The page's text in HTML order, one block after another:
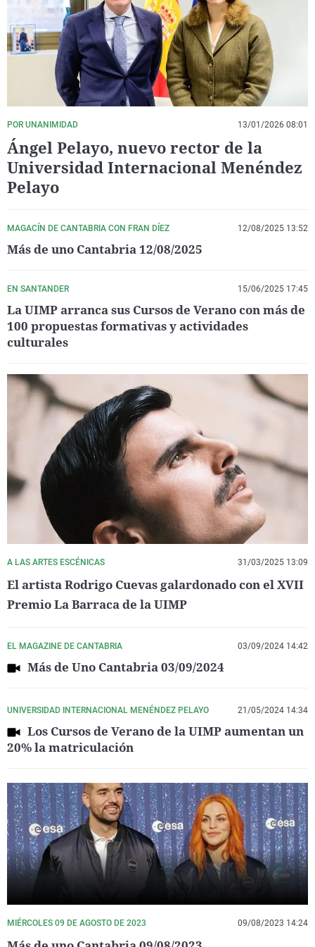
La rosa de los vientos
Gente viajera
Como el perro y el
Caso
Retornados
Equipo de
Operación Viuda
Extremadura
Galicia
La Rioja
Navarra
País Vasco
Virales
Televisión
Elecciones
POR UNANIMIDAD 13/01/2026 08:01
Ángel Pelayo, nuevo rector de la
Universidad Internacional Menéndez
Pelayo
MAGACÍN DE CANTABRIA CON FRAN DÍEZ 12/08/2025 13:52
Más de uno Cantabria 12/08/2025
EN SANTANDER 15/06/2025 17:45
La UIMP arranca sus Cursos de Verano con más de
100 propuestas formativas y actividades
culturales
A LAS ARTES ESCÉNICAS 31/03/2025 13:09
El artista Rodrigo Cuevas galardonado con el XVII
Premio La Barraca de la UIMP
EL MAGAZINE DE CANTABRIA 03/09/2024 14:42
Más de Uno Cantabria 03/09/2024
UNIVERSIDAD INTERNACIONAL MENÉNDEZ PELAYO 21/05/2024 14:34
Los Cursos de Verano de la UIMP aumentan un
20% la matriculación
MIÉRCOLES 09 DE AGOSTO DE 2023 09/08/2023 14:24